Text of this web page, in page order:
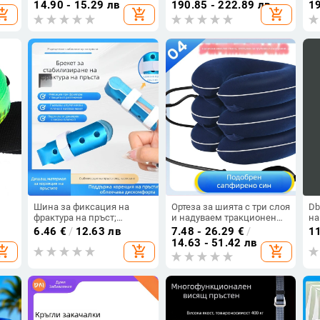
изпълнение
14.90 - 15.29 лв
add_shopping_cart
възрастни, ортеза за
гръдно-поясен отдел,
компресивен
190.85 - 222.89 лв
add_shopping_cart
с
Шина за фиксация на
фрактура на пръст;
пръстова ортеза; фиксатор;
устройство за
рехабилитация; ортеза за
молоточна деформация на
6.46 € / 12.63 лв
add_shopping_cart
Ортеза за шията с три слоя
и надуваем тракционен
механизъм, преносима,
унисекс, за пътуване
7.48 - 26.29 € /
14.63 - 51.42 лв
add_shopping_cart